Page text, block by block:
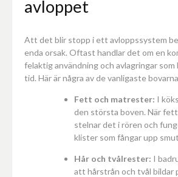
avloppet
Att det blir stopp i ett avloppssystem
enda orsak. Oftast handlar det om en
felaktig användning och avlagringar
tid. Här är några av de vanligaste
Fett och matrester: I
den största boven. När
stelnar det i rören och
klister som fångar upp
Hår och tvålrester: I
att hårstrån och tvål bildar